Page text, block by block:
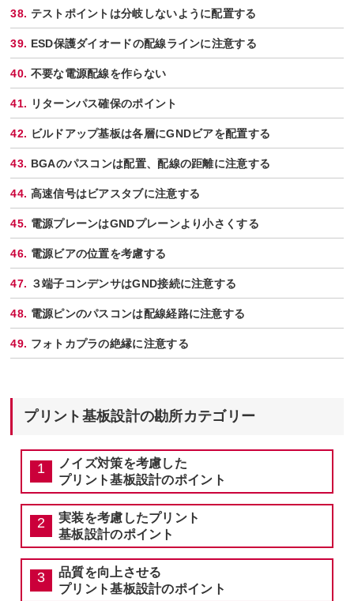
テストポイントは分岐しないように配置する
ESD保護ダイオードの配線ラインに注意する
不要な電源配線を作らない
リターンパス確保のポイント
ビルドアップ基板は各層にGNDビアを配置する
BGAのパスコンは配置、配線の距離に注意する
高速信号はビアスタブに注意する
電源プレーンはGNDプレーンより小さくする
電源ビアの位置を考慮する
３端子コンデンサはGND接続に注意する
電源ピンのパスコンは配線経路に注意する
フォトカプラの絶縁に注意する
プリント基板設計の勘所カテゴリー
ノイズ対策を考慮した
プリント基板設計のポイント
実装を考慮したプリント
基板設計のポイント
品質を向上させる
プリント基板設計のポイント